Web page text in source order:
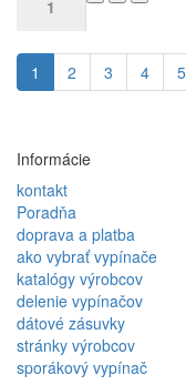
1 2 3 4 5
Informácie
kontakt
Poradňa
doprava a platba
ako vybrať vypínače
katalógy výrobcov
delenie vypínačov
dátové zásuvky
stránky výrobcov
sporákový vypínač